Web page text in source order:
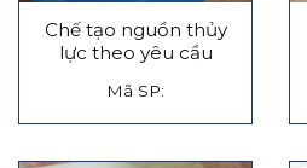
Chế tạo nguồn thủy
lực theo yêu cầu
Mã SP: